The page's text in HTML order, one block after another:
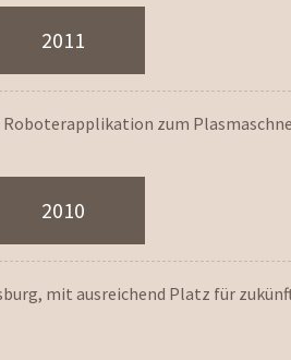
2011
zum
2010
mit ausreichend Platz für